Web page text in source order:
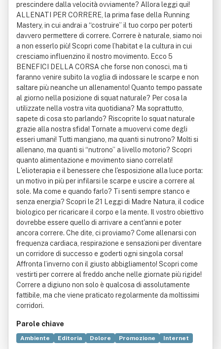
prescindere dalla velocità ovviamente? Allora leggi qui!
ALLENATI PER CORRERE, la prima fase della Running
Mastery, in cui andrai a “costruire” il tuo corpo per poterti
davvero permettere di correre. Correre è naturale, siamo noi
a non esserlo più! Scopri come l’habitat e la cultura in cui
cresciamo influenzino il nostro movimento. Ecco 5
BENEFICI DELLA CORSA che forse non conosci, ma ti
faranno venire subito la voglia di indossare le scarpe e non
saltare più neanche un allenamento! Quanto tempo passate
al giorno nella posizione di squat naturale? Per cosa la
utilizzate nella vostra vita quotidiana? Ma soprattutto,
sapete di cosa sto parlando? Riscoprite lo squat naturale
grazie alla nostra sfida! Tornate a muovervi come degli
esseri umani! Tutti mangiano, ma quanti si nutrono? Molti si
allenano, ma quanti si “nutrono” a livello motorio? Scopri
quanto alimentazione e movimento siano correlati!
L'elioterapia e il benessere che l'esposizione alla luce porta:
un motivo in più per infilarsi le scarpe e uscire a correre al
sole. Ma come e quando farlo? Ti senti sempre stanco e
senza energia? Scopri le 21 Leggi di Madre Natura, il codice
biologico per ricaricare il corpo e la mente. Il vostro obiettivo
dovrebbe essere quello di arrivare a cent'anni e poter
ancora correre. Che dite, ci proviamo? Come allenarsi con
frequenza cardiaca, respirazione e sensazioni per diventare
un corridore di successo e goderti ogni singola corsa!
Affronta l’inverno con il giusto abbigliamento! Scopri come
vestirti per correre al freddo anche nelle giornate più rigide!
Correre a digiuno non solo è qualcosa di assolutamente
fattibile, ma che viene praticato regolarmente da moltissimi
corridori.
Parole chiave
Ambiente Editoria Dolore Promozione
Internet